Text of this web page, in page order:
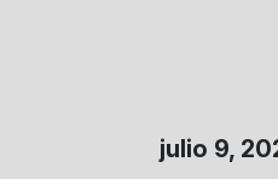
julio 9,